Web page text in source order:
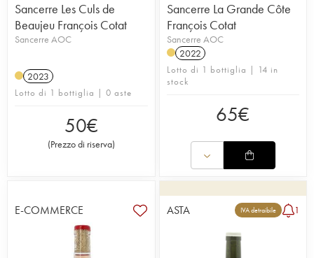
Sancerre Les Culs de
Beaujeu François Cotat
Sancerre AOC
2023
Lotto di 1 bottiglia | 0 aste
50€
(Prezzo di riserva)
Sancerre La Grande Côte
François Cotat
Sancerre AOC
2022
Lotto di 1 bottiglia | 14 in
stock
65€
E-COMMERCE ASTA IVA detraibile 1